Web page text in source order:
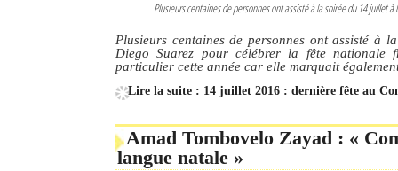
Plusieurs centaines de personnes ont assisté à la soirée du 14 juillet
Plusieurs centaines de personnes ont assisté à
Diego Suarez pour célébrer la fête nationale
particulier cette année car elle marquait
Lire la suite : 14 juillet 2016 : dernière fête au
Amad Tombovelo Zayad : «
langue natale »